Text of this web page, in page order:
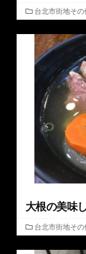
カ
テ
ゴ
リ
ー
台北市街地そ
大根の美味
カ
テ
ゴ
台北市街地そ